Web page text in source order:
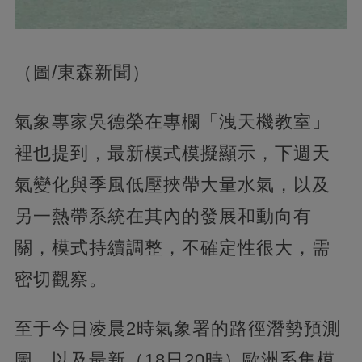
（圖/東森新聞）
氣象專家吳德榮在專欄「洩天機教室」
裡也提到，最新模式模擬顯示，下週天
氣變化與季風低壓挾帶大量水氣，以及
另一熱帶系統在其內的發展和動向有
關，模式持續調整，不確定性很大，需
密切觀察。
至于今日凌晨2時氣象署的路徑潛勢預測